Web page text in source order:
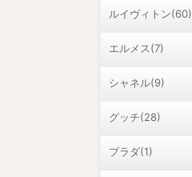
ルイヴィトン(60)
エルメス(7)
シャネル(9)
グッチ(28)
プラダ(1)